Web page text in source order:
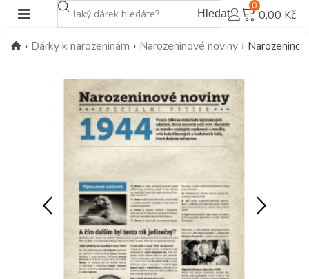
Hledat
0
0,00 Kč
› Dárky k narozeninám › Narozeninové noviny ›